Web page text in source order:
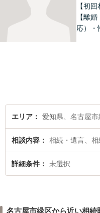
ださい
【初
【離
応）・
エリア 愛知県、名古屋市
相談内容 相続・遺言、
詳細条件 未選択
名古屋市緑区から近い相